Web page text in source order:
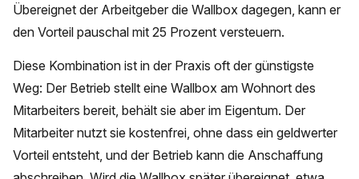
Übereignet der Arbeitgeber die Wallbox dagegen, kann er
den Vorteil pauschal mit 25 Prozent versteuern.
Diese Kombination ist in der Praxis oft der günstigste
Weg: Der Betrieb stellt eine Wallbox am Wohnort des
Mitarbeiters bereit, behält sie aber im Eigentum. Der
Mitarbeiter nutzt sie kostenfrei, ohne dass ein geldwerter
Vorteil entsteht, und der Betrieb kann die Anschaffung